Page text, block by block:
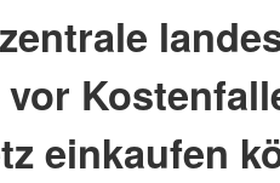
einkaufen